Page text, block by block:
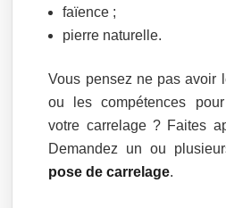
faïence ;
pierre naturelle.
Vous pensez ne pas avoir
ou les compétences
votre carrelage ? Faites
Demandez un ou
pose de carrelage.